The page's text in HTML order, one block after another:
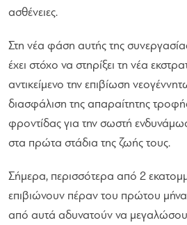
ασθένειες.
Στη νέα φάση αυτής της
έχει στόχο να στηρίξει τη νέα
αντικείμενο την επιβίωση
διασφάλιση της απαραίτητης
φροντίδας για την σωστή
στα πρώτα στάδια της ζωής τους.
Σήμερα, περισσότερα από 2
επιβιώνουν πέραν του πρώτου
από αυτά αδυνατούν να